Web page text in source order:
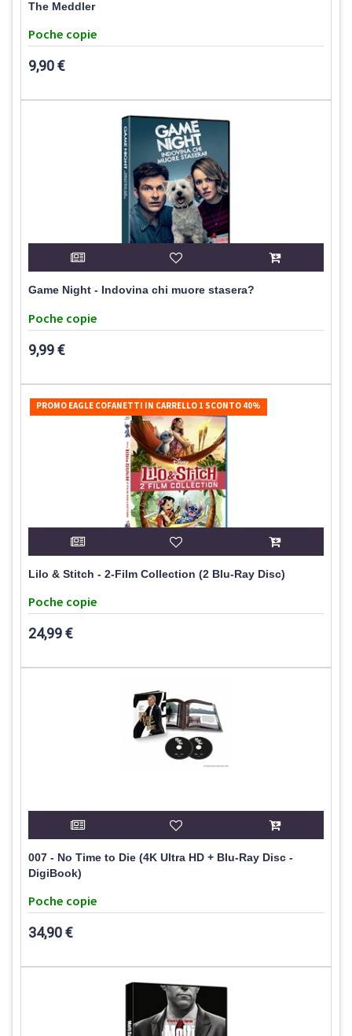
The Meddler
Poche copie
9,90 €
Game Night - Indovina chi muore stasera?
Poche copie
9,99 €
PROMO EAGLE COFANETTI IN CARRELLO 1 SCONTO 40%
Lilo & Stitch - 2-Film Collection (2 Blu-Ray Disc)
Poche copie
24,99 €
007 - No Time to Die (4K Ultra HD + Blu-Ray Disc -
DigiBook)
Poche copie
34,90 €